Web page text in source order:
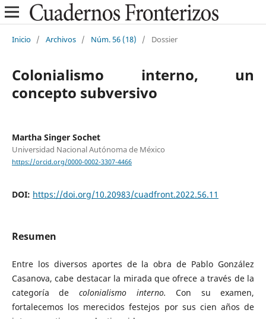
Inicio / Archivos / Núm. 56 (18) / Dossier
Colonialismo interno, un
concepto subversivo
Martha Singer Sochet
Universidad Nacional Autónoma de México
https://orcid.org/0000-0002-3307-4466
DOI: https://doi.org/10.20983/cuadfront.2022.56.11
Resumen
Entre los diversos aportes de la obra de Pablo González
Casanova, cabe destacar la mirada que ofrece a través de la
categoría de colonialismo interno. Con su examen,
fortalecemos los merecidos festejos por sus cien años de